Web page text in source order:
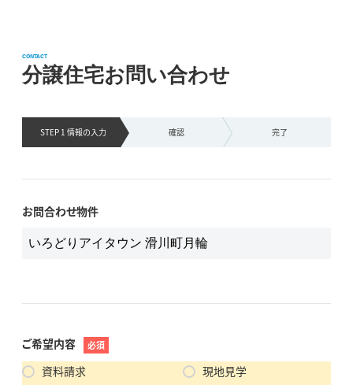
分譲住宅お問い合わせ
CONTACT
STEP 1 情報の入力 確認 完了
お問合わせ物件
ご希望内容 必須
資料請求
現地見学